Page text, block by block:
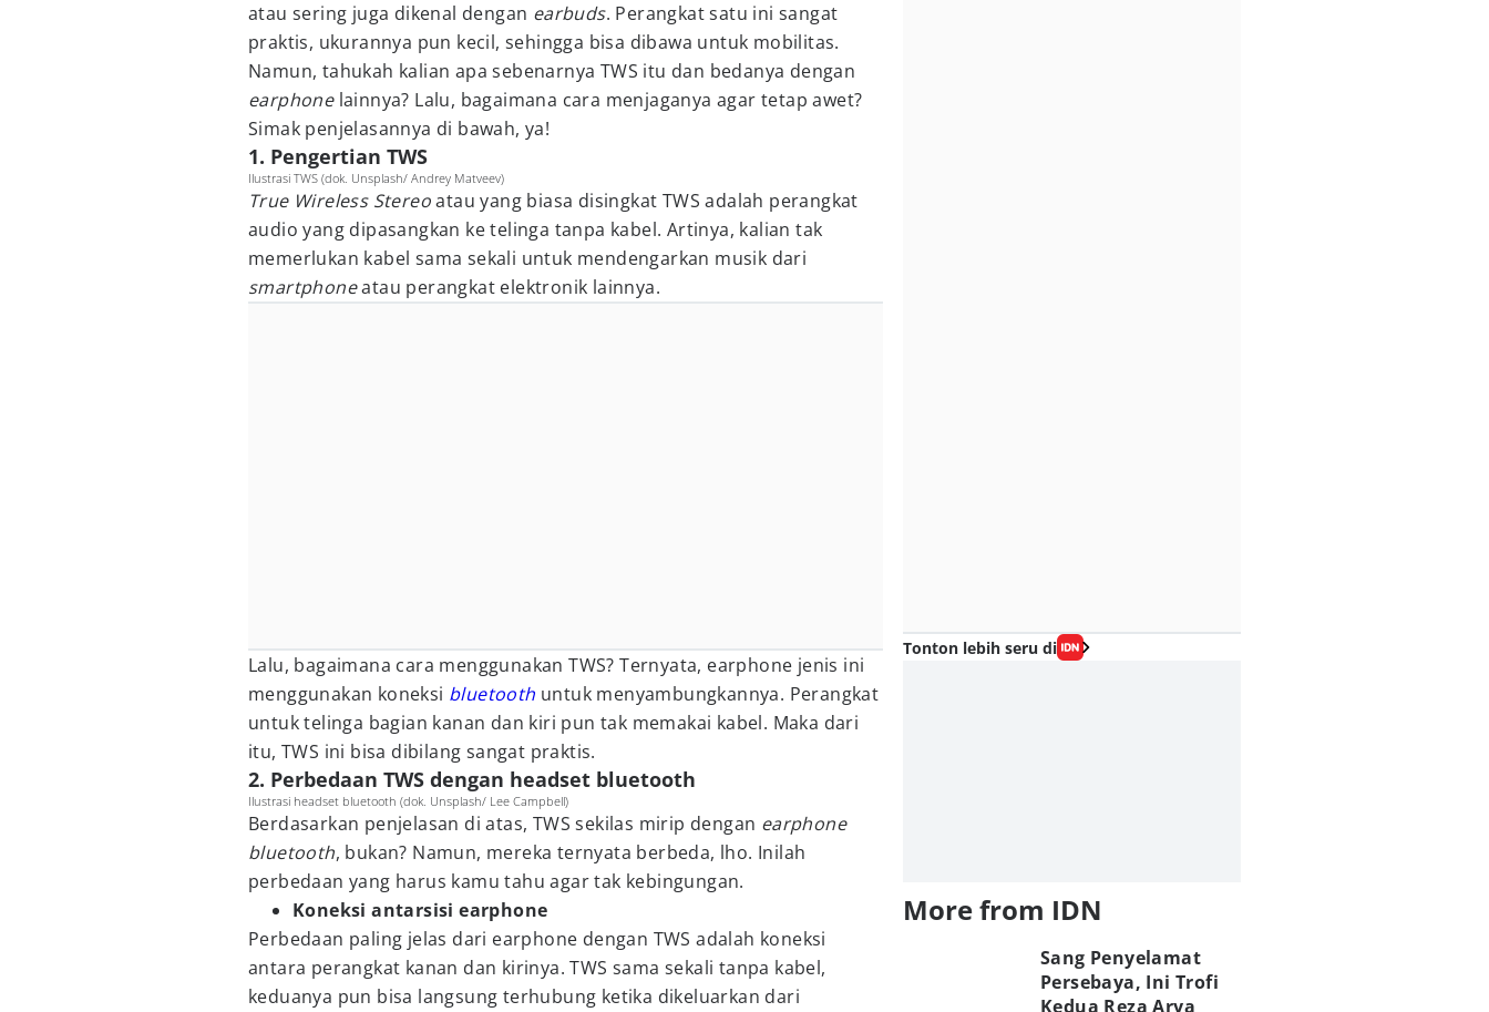
atau sering juga dikenal dengan earbuds. Perangkat satu ini sangat
praktis, ukurannya pun kecil, sehingga bisa dibawa untuk mobilitas.
Namun, tahukah kalian apa sebenarnya TWS itu dan bedanya dengan
earphone lainnya? Lalu, bagaimana cara menjaganya agar tetap awet?
Simak penjelasannya di bawah, ya!
1. Pengertian TWS
Ilustrasi TWS (dok. Unsplash/ Andrey Matveev)
True Wireless Stereoatau yang biasa disingkat TWS adalah perangkat
audio yang dipasangkan ke telinga tanpa kabel. Artinya, kalian tak
memerlukan kabel sama sekali untuk mendengarkan musik dari
smartphoneatau perangkat elektronik lainnya.
Lalu, bagaimana cara menggunakan TWS? Ternyata, earphone jenis ini
menggunakan koneksi bluetooth untuk menyambungkannya. Perangkat
untuk telinga bagian kanan dan kiri pun tak memakai kabel. Maka dari
itu, TWS ini bisa dibilang sangat praktis.
2. Perbedaan TWS dengan headset bluetooth
Ilustrasi headset bluetooth (dok. Unsplash/ Lee Campbell)
Berdasarkan penjelasan di atas, TWS sekilas mirip dengan earphone
bluetooth, bukan? Namun, mereka ternyata berbeda, lho. Inilah
perbedaan yang harus kamu tahu agar tak kebingungan.
Koneksi antarsisi earphone
Perbedaan paling jelas dari earphone dengan TWS adalah koneksi
antara perangkat kanan dan kirinya. TWS sama sekali tanpa kabel,
keduanya pun bisa langsung terhubung ketika dikeluarkan dari
Tonton lebih seru di
More from IDN
Sang Penyelamat
Persebaya, Ini Trofi
Kedua Reza Arya